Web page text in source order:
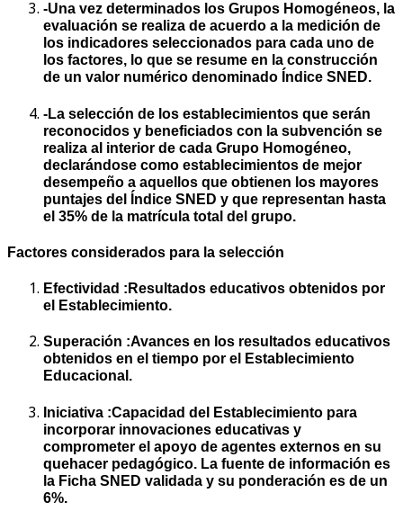
-Una vez determinados los Grupos Homogéneos, la
evaluación se realiza de acuerdo a la medición de
los indicadores seleccionados para cada uno de
los factores, lo que se resume en la construcción
de un valor numérico denominado Índice SNED.
-La selección de los establecimientos que serán
reconocidos y beneficiados con la subvención se
realiza al interior de cada Grupo Homogéneo,
declarándose como establecimientos de mejor
desempeño a aquellos que obtienen los mayores
puntajes del Índice SNED y que representan hasta
el 35% de la matrícula total del grupo.
Factores considerados para la selección
Efectividad :Resultados educativos obtenidos por
el Establecimiento.
Superación :Avances en los resultados educativos
obtenidos en el tiempo por el Establecimiento
Educacional.
Iniciativa :Capacidad del Establecimiento para
incorporar innovaciones educativas y
comprometer el apoyo de agentes externos en su
quehacer pedagógico. La fuente de información es
la Ficha SNED validada y su ponderación es de un
6%.